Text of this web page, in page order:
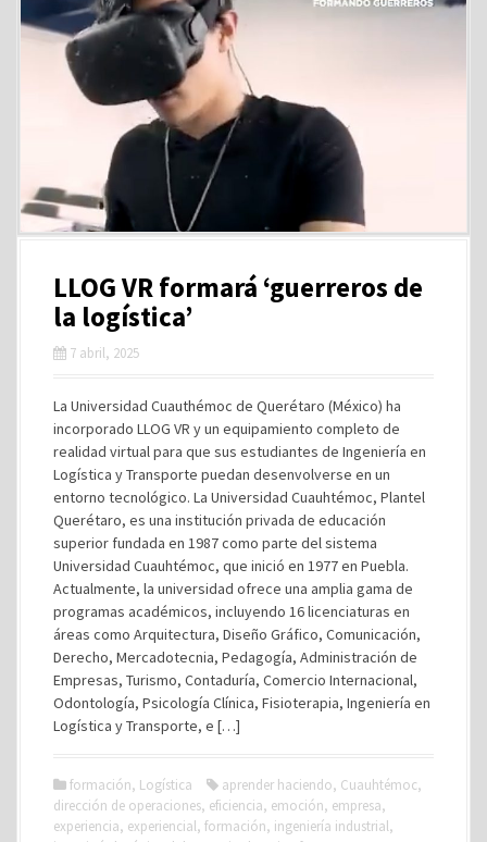
LLOG VR formará ‘guerreros de
la logística’
7 abril, 2025
La Universidad Cuauthémoc de Querétaro (México) ha
incorporado LLOG VR y un equipamiento completo de
realidad virtual para que sus estudiantes de Ingeniería en
Logística y Transporte puedan desenvolverse en un
entorno tecnológico. La Universidad Cuauhtémoc, Plantel
Querétaro, es una institución privada de educación
superior fundada en 1987 como parte del sistema
Universidad Cuauhtémoc, que inició en 1977 en Puebla.
Actualmente, la universidad ofrece una amplia gama de
programas académicos, incluyendo 16 licenciaturas en
áreas como Arquitectura, Diseño Gráfico, Comunicación,
Derecho, Mercadotecnia, Pedagogía, Administración de
Empresas, Turismo, Contaduría, Comercio Internacional,
Odontología, Psicología Clínica, Fisioterapia, Ingeniería en
Logística y Transporte, e […]
formación, Logística aprender haciendo, Cuauhtémoc,
dirección de operaciones, eficiencia, emoción, empresa,
experiencia, experiencial, formación, ingeniería industrial,